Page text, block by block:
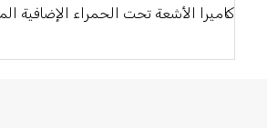
المقالات
كاميرا الأشعة تحت الحمراء الإضافية